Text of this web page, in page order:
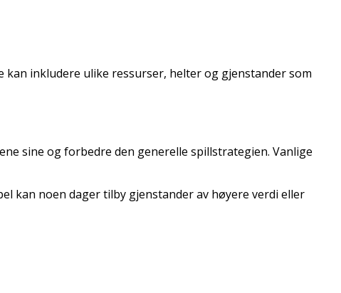
inkludere ulike ressurser, helter og gjenstander som
sine og forbedre den generelle spillstrategien. Vanlige
kan noen dager tilby gjenstander av høyere verdi eller